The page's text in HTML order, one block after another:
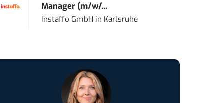
Manager (m/w/...
Instaffo GmbH in Karlsruhe